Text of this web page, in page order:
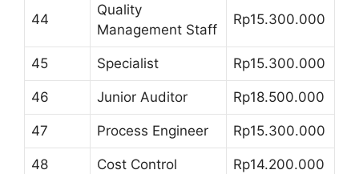
44
Quality
Management Staff
Rp15.300.000
45 Specialist Rp15.300.000
46 Junior Auditor Rp18.500.000
47 Process Engineer Rp15.300.000
48 Cost Control Rp14.200.000